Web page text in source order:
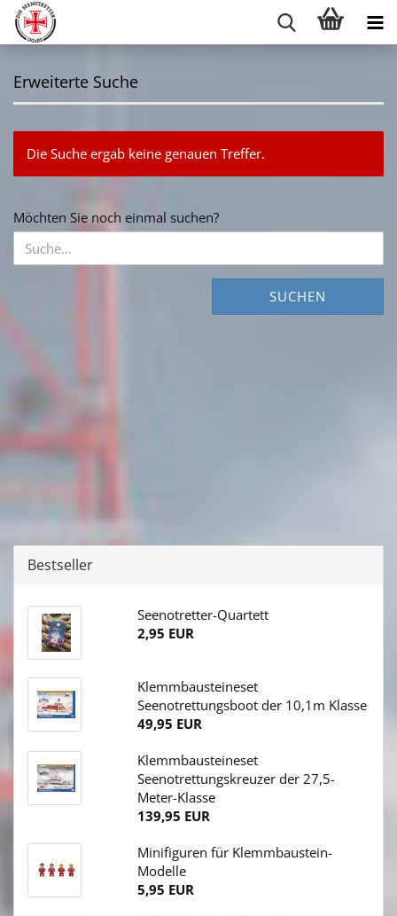
Erweiterte Suche
Die Suche ergab keine genauen Treffer.
MÖCHTEN
SIE
NOCH
Möchten Sie noch einmal suchen?
SUCHEN
Bestseller
Seenotretter-Quartett
2,95 EUR
Klemmbausteineset
Seenotrettungsboot der 10,1m Klasse
49,95 EUR
Klemmbausteineset
Seenotrettungskreuzer der 27,5-
Meter-Klasse
139,95 EUR
Minifiguren für Klemmbaustein-
Modelle
5,95 EUR